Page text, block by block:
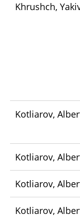
Khrushch,
Kotliarov,
Kotliarov,
Kotliarov,
Kotliarov,